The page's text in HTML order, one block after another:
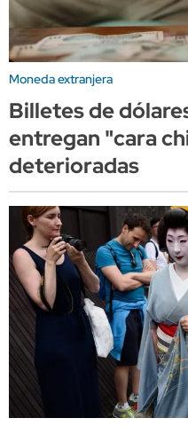
Moneda extranjera
Billetes de
entregan "cara
deterioradas